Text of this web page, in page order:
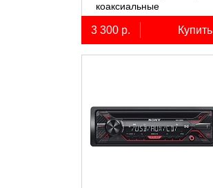
коаксиальные
двухполосные, 2 шт.
3 300 р. Купить